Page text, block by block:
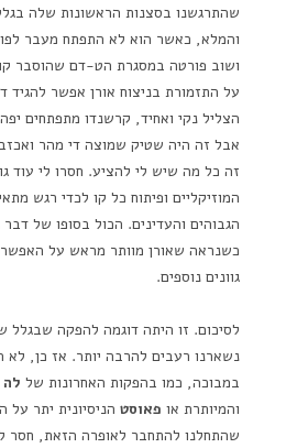
שהתרגשנו בסצנות הראשונות שלה
והמלא, כאשר הוא לא התפתח מעבר
ושוב פורטה במסגרת הט-דם שהוסבר
על התזמורת בניצוח אורן אפשר להגיד
הצליל נקי ואחיד, קרשנדו מתפתחים
אבל זה היה שטיק שמוצה די מהר
זה כל מה שיש לי להציע. חסרו לי עוד
המוזיקליים ופיתוח כל קו לכדי רגש
הגבוהים והעדינים. הכול בסופו של
כשנראה שאורן מוותר מראש על
גוונים נוספים.
לסיכום. זו היתה דוגמה להפקה
נשארנו רעבים להרבה יותר. אז כן, לא
במבוכה, כמו בהפקות האחרונות של לה
והמיותרת או פאוסט הניסיונית יתר על
שהתחלנו להתחבר לאופרה הזאת, חסר